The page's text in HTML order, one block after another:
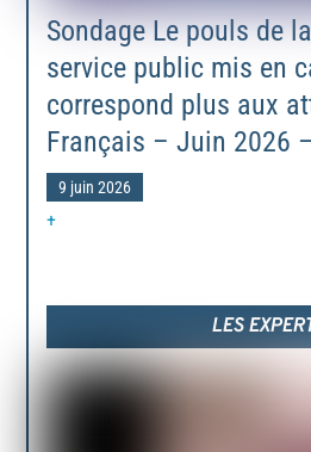
Sondage Le pouls de
service public mis en
correspond plus aux
Français – Juin 2026
9 juin 2026
+
LES